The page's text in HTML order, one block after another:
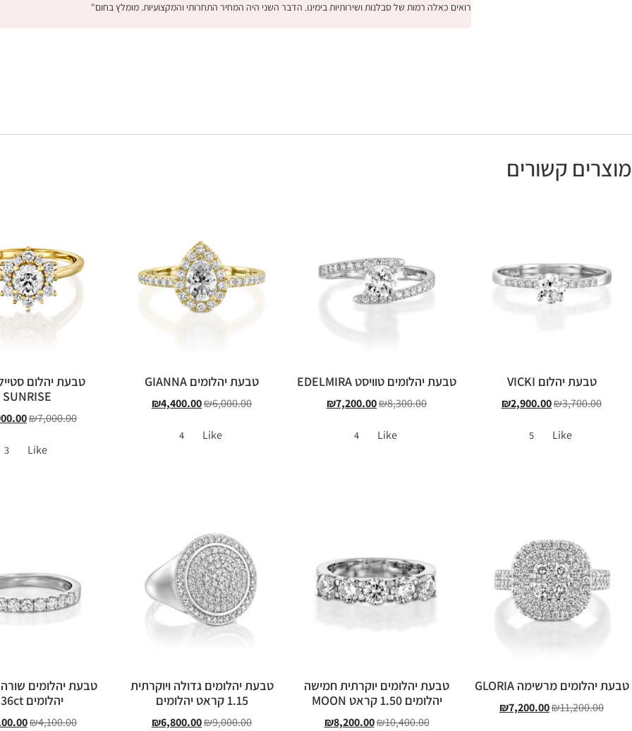
רואים כאלה רמות של סבלנות ושירותיות בימינו. הדבר השני היה המחיר התחרותי והמקצועיות. מומלץ בחום"
מוצרים קשורים
טבעת יהלום VICKI
₪3,700.00
₪2,900.00
Like
5
טבעת יהלומים טוויסט EDELMIRA
₪8,300.00
₪7,200.00
Like
4
טבעת יהלומים GIANNA
₪6,000.00
₪4,400.00
Like
4
טבעת יהלום
SUNRISE
₪7,000.00
Like
3
טבעת יהלומים מרשימה GLORIA
₪11,200.00
₪7,200.00
טבעת יהלומים יוקרתית חמישה
יהלומים 1.50 קראט MOON
₪10,400.00
₪8,200.00
טבעת יהלומים גדולה ויוקרתית
1.15 קראט יהלומים
₪9,000.00
₪6,800.00
טבעת יהלומים
יהלומים 0.36ct
₪4,100.00